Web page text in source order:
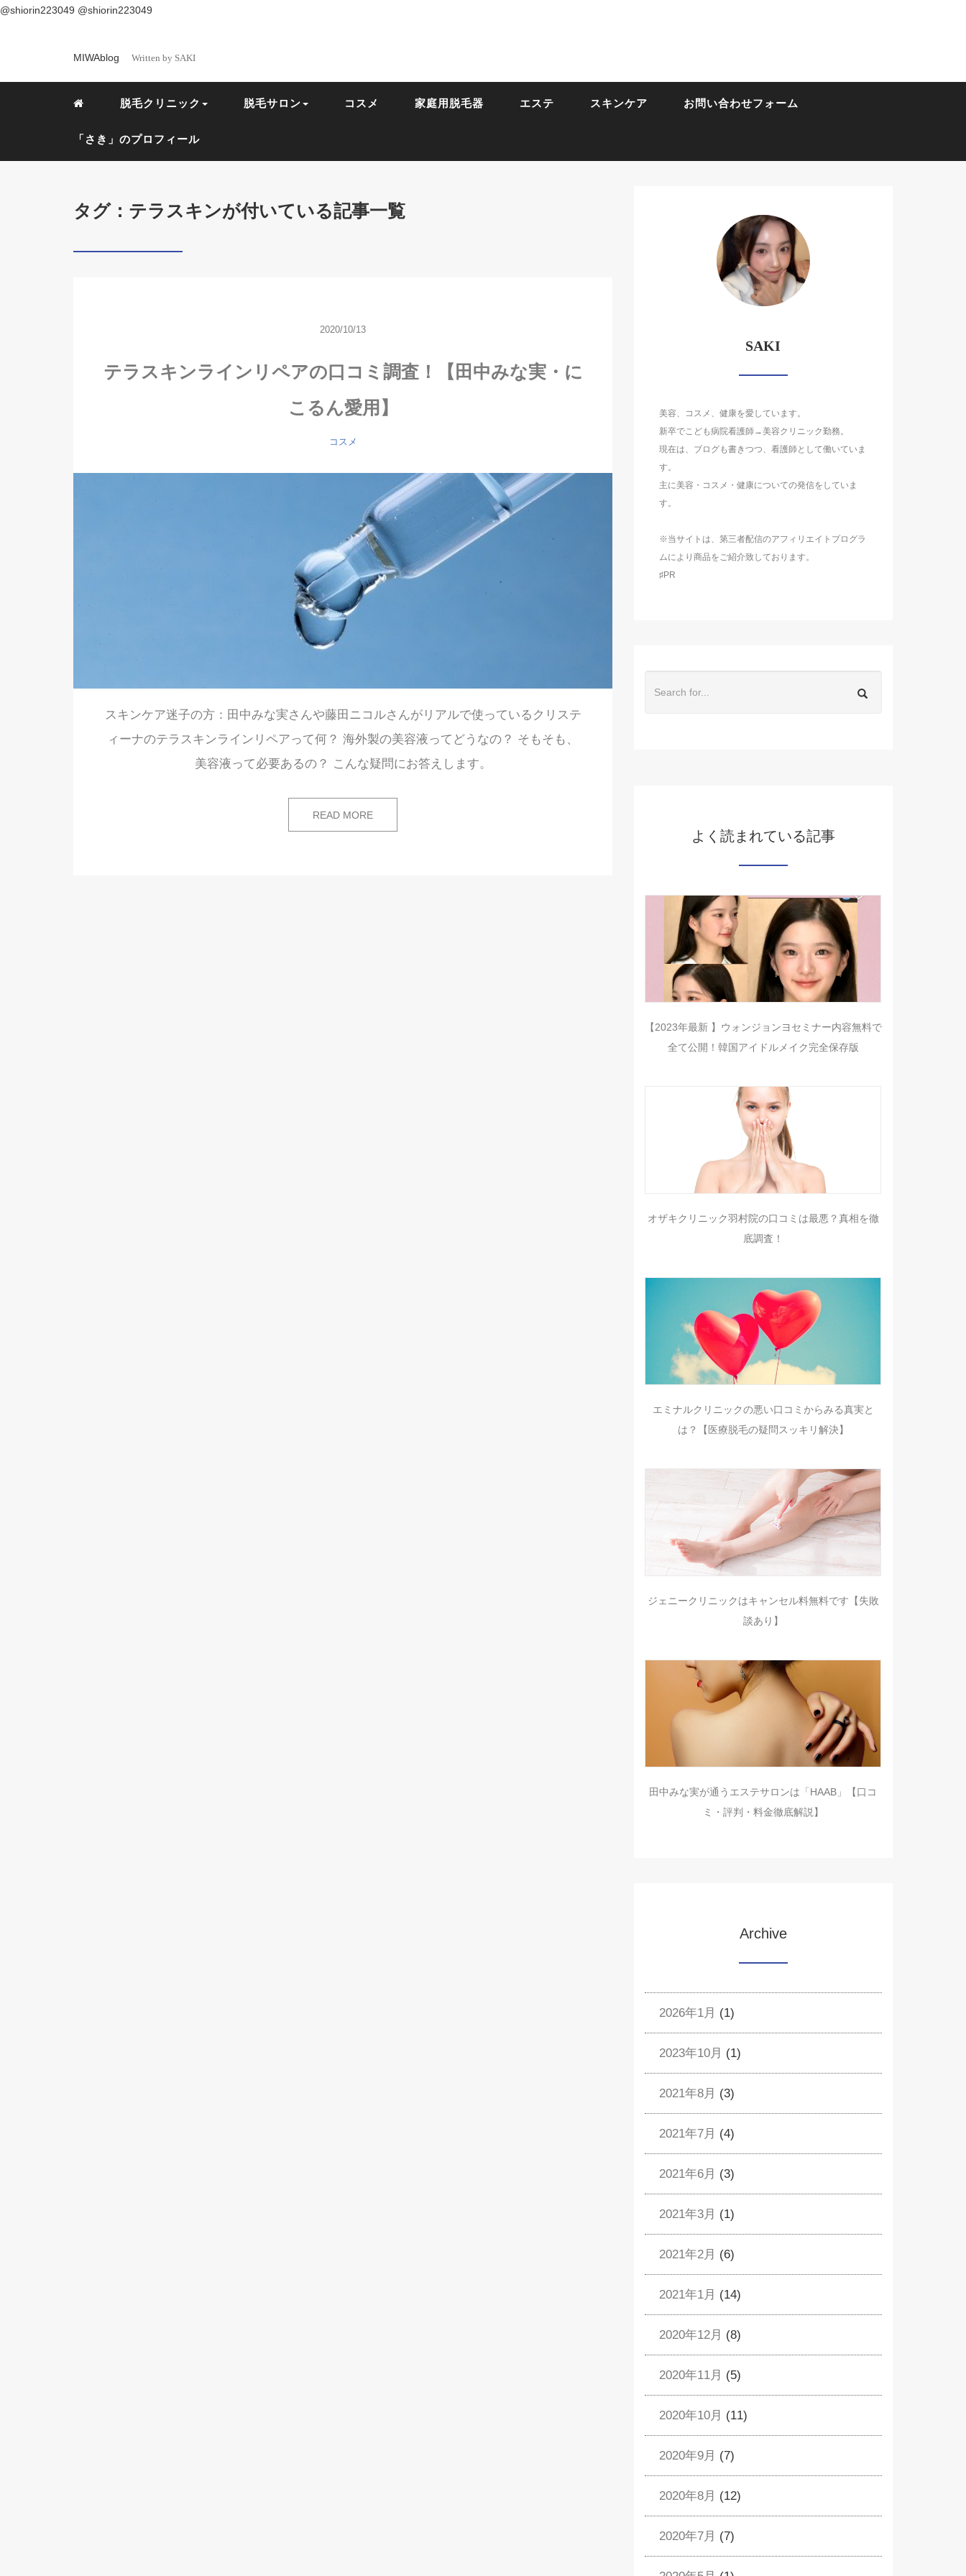
@shiorin223049 @shiorin223049
MIWAblog Written by SAKI
脱毛クリニック 脱毛サロン コスメ 家庭用脱毛器 エステ スキンケア お問い合わせフォーム
「さき」のプロフィール
タグ：テラスキンが付いている記事一覧
2020/10/13
テラスキンラインリペアの口コミ調査！【田中みな実・に
こるん愛用】
コスメ
スキンケア迷子の方：田中みな実さんや藤田ニコルさんがリアルで使っているクリステ
ィーナのテラスキンラインリペアって何？ 海外製の美容液ってどうなの？ そもそも、
美容液って必要あるの？ こんな疑問にお答えします。
READ MORE
SAKI
美容、コスメ、健康を愛しています。
新卒でこども病院看護師→美容クリニック勤務。
現在は、ブログも書きつつ、看護師として働いていま
す。
主に美容・コスメ・健康についての発信をしていま
す。
※当サイトは、第三者配信のアフィリエイトプログラ
ムにより商品をご紹介致しております。
♯PR
よく読まれている記事
【2023年最新 】ウォンジョンヨセミナー内容無料で
全て公開！韓国アイドルメイク完全保存版
オザキクリニック羽村院の口コミは最悪？真相を徹
底調査！
エミナルクリニックの悪い口コミからみる真実と
は？【医療脱毛の疑問スッキリ解決】
ジェニークリニックはキャンセル料無料です【失敗
談あり】
田中みな実が通うエステサロンは「HAAB」【口コ
ミ・評判・料金徹底解説】
Archive
2026年1月 (1)
2023年10月 (1)
2021年8月 (3)
2021年7月 (4)
2021年6月 (3)
2021年3月 (1)
2021年2月 (6)
2021年1月 (14)
2020年12月 (8)
2020年11月 (5)
2020年10月 (11)
2020年9月 (7)
2020年8月 (12)
2020年7月 (7)